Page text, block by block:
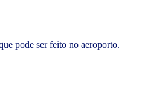
pode ser feito no aeroporto.